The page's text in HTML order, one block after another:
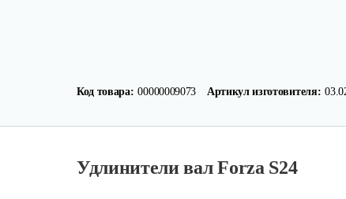
Код товара: 00000009073 Артикул изготовителя:
Удлинители вал Forza S24